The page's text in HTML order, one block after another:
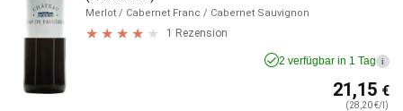
Merlot / Cabernet Franc / Cabernet Sauvignon
1 Rezension
2 verfügbar in 1 Tag i
21,15 €
(28,20 €/l)